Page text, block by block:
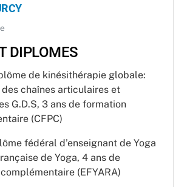
DIPLOMES
de kinésithérapie globale:
chaînes articulaires et
G.D.S, 3 ans de formation
(CFPC)
fédéral d’enseignant de Yoga
de Yoga, 4 ans de
(EFYARA)